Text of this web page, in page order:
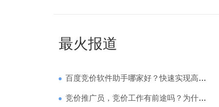
最火报道
百度竞价软件助手哪家好？快速实现高回报哪家强？
竞价推广员，竞价工作有前途吗？为什么待遇那么高